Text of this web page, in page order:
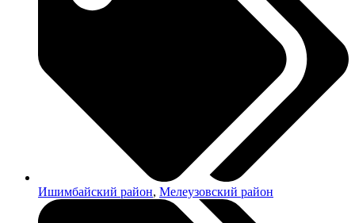
Ишимбайский район, Мелеузовский район